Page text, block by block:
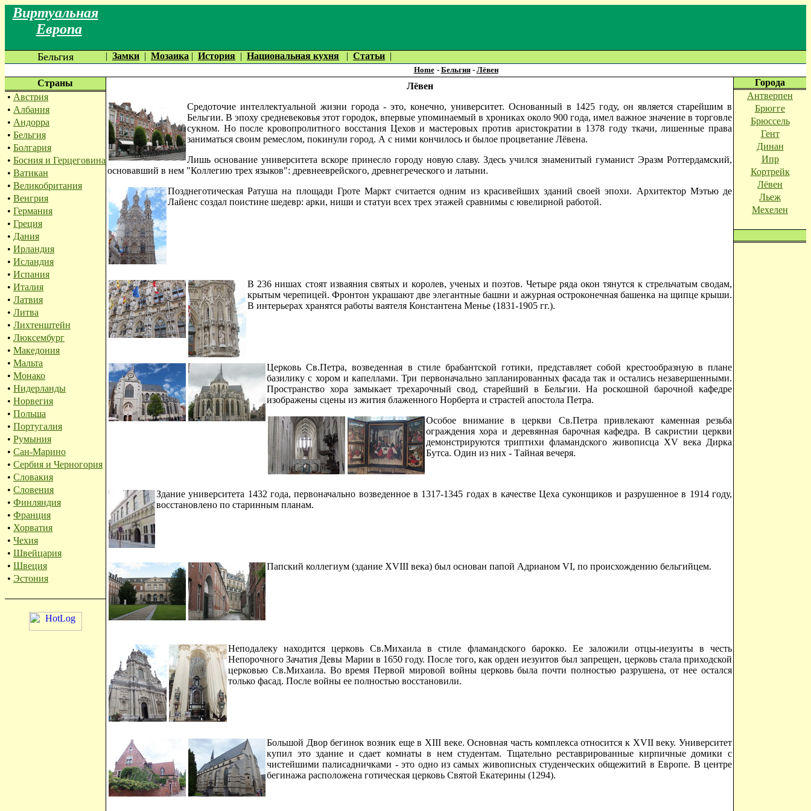
Виртуальная
Европа
Бельгия | Замки | Мозаика | История | Национальная кухня | Статьи |
Home - Бельгия - Лёвен
Страны
• Австрия
• Албания
• Андорра
• Бельгия
• Болгария
• Босния и Герцеговина
• Ватикан
• Великобритания
• Венгрия
• Германия
• Греция
• Дания
• Ирландия
• Исландия
• Испания
• Италия
• Латвия
• Литва
• Лихтенштейн
• Люксембург
• Македония
• Мальта
• Монако
• Нидерланды
• Норвегия
• Польша
• Португалия
• Румыния
• Сан-Марино
• Сербия и Черногория
• Словакия
• Словения
• Финляндия
• Франция
• Хорватия
• Чехия
• Швейцария
• Швеция
• Эстония
Лёвен
Средоточие интеллектуальной жизни города - это, конечно, университет. Основанный в 1425 году, он является старейшим в
Бельгии. В эпоху средневековья этот городок, впервые упоминаемый в хрониках около 900 года, имел важное значение в торговле
сукном. Но после кровопролитного восстания Цехов и мастеровых против аристократии в 1378 году ткачи, лишенные права
заниматься своим ремеслом, покинули город. А с ними кончилось и былое процветание Лёвена.
Лишь основание университета вскоре принесло городу новую славу. Здесь учился знаменитый гуманист Эразм Роттердамский,
основавший в нем "Коллегию трех языков": древнееврейского, древнегреческого и латыни.
Позднеготическая Ратуша на площади Гроте Маркт считается одним из красивейших зданий своей эпохи. Архитектор Мэтью де
Лайенс создал поистине шедевр: арки, ниши и статуи всех трех этажей сравнимы с ювелирной работой.
В 236 нишах стоят изваяния святых и королев, ученых и поэтов. Четыре ряда окон тянутся к стрельчатым сводам,
крытым черепицей. Фронтон украшают две элегантные башни и ажурная остроконечная башенка на щипце крыши.
В интерьерах хранятся работы ваятеля Константена Менье (1831-1905 гг.).
Церковь Св.Петра, возведенная в стиле брабантской готики, представляет собой крестообразную в плане
базилику с хором и капеллами. Три первоначально запланированных фасада так и остались незавершенными.
Пространство хора замыкает трехарочный свод, старейший в Бельгии. На роскошной барочной кафедре
изображены сцены из жития блаженного Норберта и страстей апостола Петра.
Особое внимание в церкви Св.Петра привлекают каменная резьба
ограждения хора и деревянная барочная кафедра. В сакристии церкви
демонстрируются триптихи фламандского живописца XV века Дирка
Бутса. Один из них - Тайная вечеря.
Здание университета 1432 года, первоначально возведенное в 1317-1345 годах в качестве Цеха суконщиков и разрушенное в 1914 году,
восстановлено по старинным планам.
Папский коллегиум (здание XVIII века) был основан папой Адрианом VI, по происхождению бельгийцем.
Неподалеку находится церковь Св.Михаила в стиле фламандского барокко. Ее заложили отцы-иезуиты в честь
Непорочного Зачатия Девы Марии в 1650 году. После того, как орден иезуитов был запрещен, церковь стала приходской
церковью Св.Михаила. Во время Первой мировой войны церковь была почти полностью разрушена, от нее остался
только фасад. После войны ее полностью восстановили.
Большой Двор бегинок возник еще в XIII веке. Основная часть комплекса относится к XVII веку. Университет
купил это здание и сдает комнаты в нем студентам. Тщательно реставрированные кирпичные домики с
чистейшими палисадничками - это одно из самых живописных студенческих общежитий в Европе. В центре
бегинажа расположена готическая церковь Святой Екатерины (1294).
Города
Антверпен
Брюгге
Брюссель
Гент
Динан
Ипр
Кортрейк
Лёвен
Льеж
Мехелен